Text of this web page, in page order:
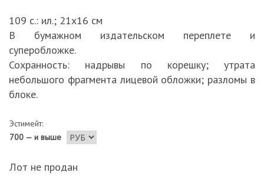
109 с.: ил.; 21х16 см
В бумажном издательском переплете и
суперобложке.
Сохранность: надрывы по корешку; утрата
небольшого фрагмента лицевой обложки; разломы в
блоке.
Эстимейт:
700 — и выше
Лот не продан